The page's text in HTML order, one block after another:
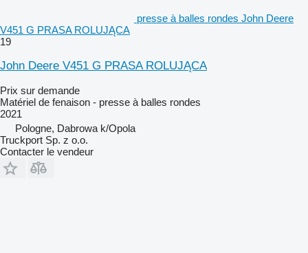
presse à balles rondes John Deere
V451 G PRASA ROLUJĄCA
19
John Deere V451 G PRASA ROLUJĄCA
Prix sur demande
Matériel de fenaison - presse à balles rondes
2021
Pologne, Dabrowa k/Opola
Truckport Sp. z o.o.
Contacter le vendeur